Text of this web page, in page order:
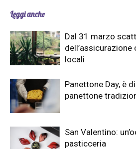
Leggi anche
Dal 31 marzo
locali
Panettone Day, è
panettone
San Valentino:
pasticceria